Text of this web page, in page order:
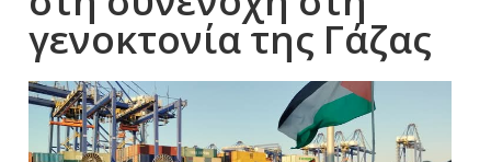
γενοκτονία της Γάζας